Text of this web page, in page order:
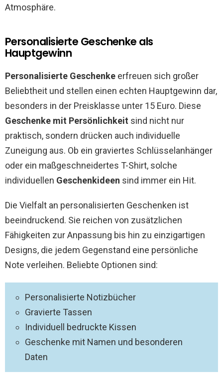
Atmosphäre.
Personalisierte Geschenke als
Hauptgewinn
Personalisierte Geschenke erfreuen sich großer
Beliebtheit und stellen einen echten Hauptgewinn dar,
besonders in der Preisklasse unter 15 Euro. Diese
Geschenke mit Persönlichkeit sind nicht nur
praktisch, sondern drücken auch individuelle
Zuneigung aus. Ob ein graviertes Schlüsselanhänger
oder ein maßgeschneidertes T-Shirt, solche
individuellen Geschenkideen sind immer ein Hit.
Die Vielfalt an personalisierten Geschenken ist
beeindruckend. Sie reichen von zusätzlichen
Fähigkeiten zur Anpassung bis hin zu einzigartigen
Designs, die jedem Gegenstand eine persönliche
Note verleihen. Beliebte Optionen sind:
Personalisierte Notizbücher
Gravierte Tassen
Individuell bedruckte Kissen
Geschenke mit Namen und besonderen
Daten